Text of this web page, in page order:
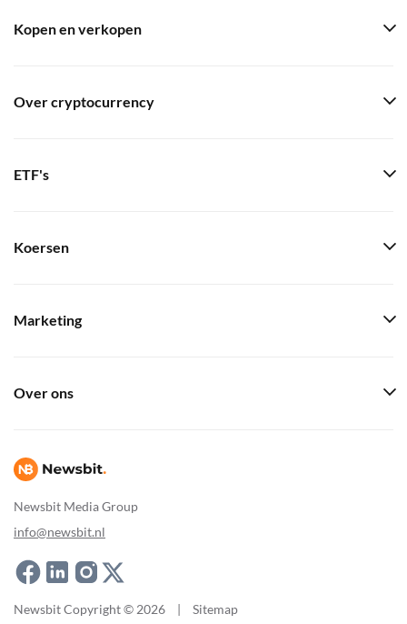
Newsbit Media Group
info@newsbit.nl
Kopen en verkopen
Over cryptocurrency
ETF's
Koersen
Marketing
Over ons
Newsbit Copyright © 2026 | Sitemap